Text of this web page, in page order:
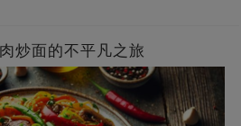
炒面的不平凡之旅